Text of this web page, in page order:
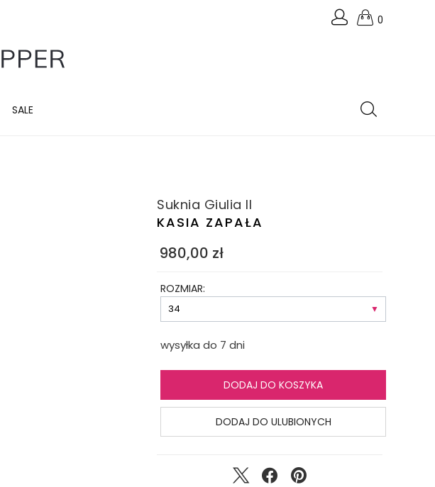
0
SALE
Suknia Giulia II
KASIA ZAPAŁA
980,00 zł
ROZMIAR:
wysyłka do 7 dni
DODAJ DO KOSZYKA
DODAJ DO ULUBIONYCH